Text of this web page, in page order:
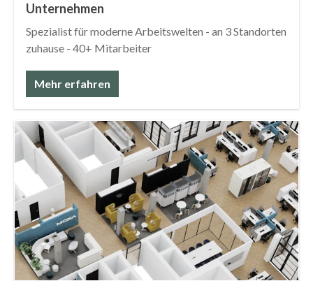
Unternehmen
Spezialist für moderne Arbeitswelten - an 3 Standorten
zuhause - 40+ Mitarbeiter
Mehr erfahren